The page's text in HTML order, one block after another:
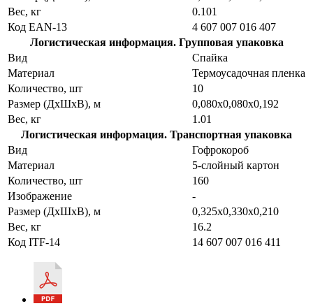
Вес, кг
0.101
Код EAN-13
4 607 007 016 407
Логистическая информация. Групповая упаковка
Вид
Спайка
Материал
Термоусадочная пленка
Количество, шт
10
Размер (ДхШхВ), м
0,080х0,080х0,192
Вес, кг
1.01
Логистическая информация. Транспортная упаковка
Вид
Гофрокороб
Материал
5-слойный картон
Количество, шт
160
Изображение
-
Размер (ДхШхВ), м
0,325х0,330х0,210
Вес, кг
16.2
Код ITF-14
14 607 007 016 411